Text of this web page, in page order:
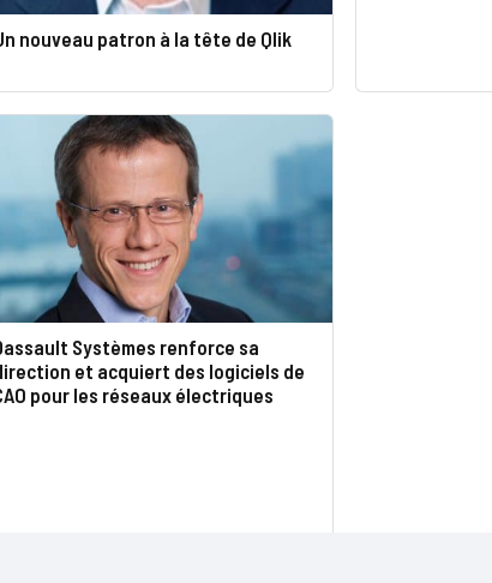
nouveau patron à la tête de Qlik
Systèmes renforce sa
et acquiert des logiciels de
pour les réseaux électriques